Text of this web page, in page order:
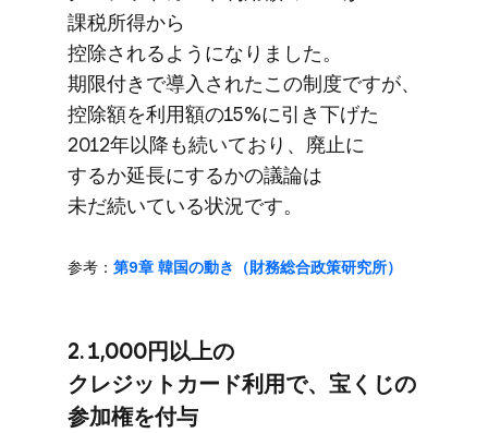
課税所得から​
控除されるようになりました。​
期限付きで​導入された​この​制度ですが、​
控除額を​利用額の​15%に​引き下げた​
2012年以降も​続いており、​廃止に​
するか​延長に​するかの​議論は​
未だ続いている​状況です。
参考： 第9章 韓国の​動き​（財務総合政策研究所）
2. 1,000円以上の​
クレジットカード利用で、​宝くじの​
参加権を​付与